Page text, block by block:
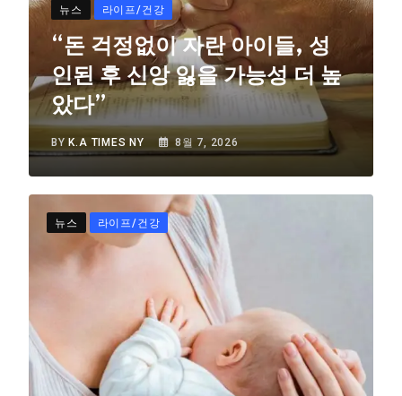
뉴스 라이프/건강
“돈 걱정없이 자란 아이들, 성
인된 후 신앙 잃을 가능성 더 높
았다”
BY K.A TIMES NY 8월 7, 2026
뉴스 라이프/건강